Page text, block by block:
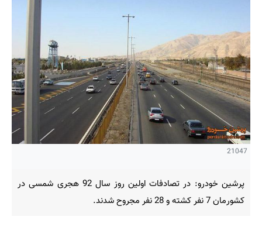
21047
پرشین خودرو: در تصادفات اولین روز سال 92 هجری شمسی در
کشورمان 7 نفر کشته و 28 نفر مجروح شدند.